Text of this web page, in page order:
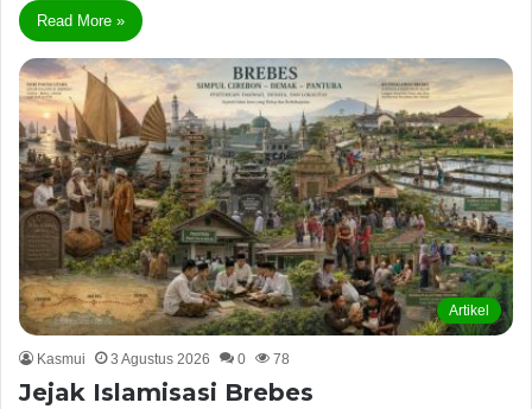
Read More »
Artikel
Kasmui 3 Agustus 2026 0 78
Jejak Islamisasi Brebes